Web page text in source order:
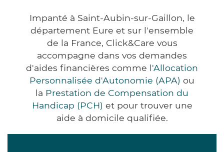
Impanté à Saint-Aubin-sur-Gaillon, le
département Eure et sur l'ensemble
de la France, Click&Care vous
accompagne dans vos demandes
d'aides financières comme l'Allocation
Personnalisée d'Autonomie (APA) ou
la Prestation de Compensation du
Handicap (PCH) et pour trouver une
aide à domicile qualifiée.